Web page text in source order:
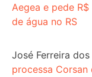
Aegea e pede
de água no RS
José Ferreira
processa